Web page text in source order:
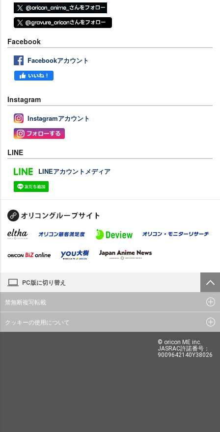
Facebook
Facebookアカウント
Instagram
Instagramアカウント
LINE
LINEアカウントメディア
PC版に切り替え
禁無断複写転載
クッキーの使用について
© oricon ME inc.
JASRAC許諾番号：
9009642140Y38026